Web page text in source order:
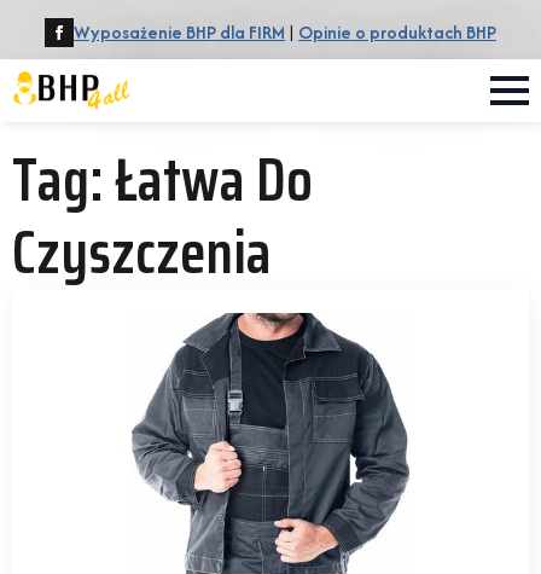
Wyposażenie BHP dla FIRM | Opinie o produktach BHP
Tag:Łatwa Do
Czyszczenia